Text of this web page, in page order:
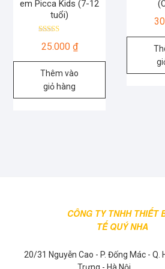
em Picca Kids (7-12
tuổi)
hạng
5 sao
25.000 ₫
Thêm vào
giỏ hàng
CÔNG TY TNHH THIẾT
TẾ QUÝ NHA
20/31 Nguyễn Cao - P. Đống Mác - Q.